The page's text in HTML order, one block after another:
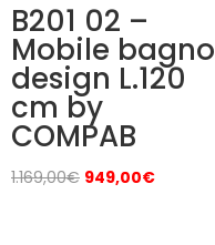
B201 02 –
Mobile bagno
design L.120
cm by
COMPAB
1.169,00€ Il949,00€Il